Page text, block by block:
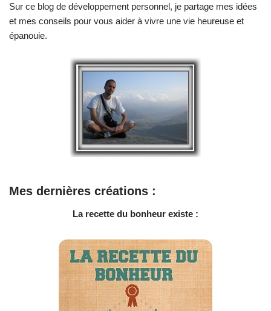
Sur ce blog de développement personnel, je partage mes idées
et mes conseils pour vous aider à vivre une vie heureuse et
épanouie.
Mes dernières créations :
La recette du bonheur existe :